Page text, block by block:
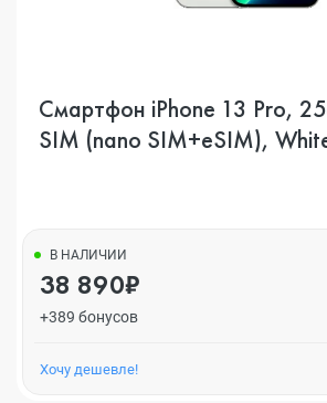
Смартфон iPhone 13 Pro,
SIM (nano SIM+eSIM),
В НАЛИЧИИ
38 890₽
+389 бонусов
Хочу дешевле!